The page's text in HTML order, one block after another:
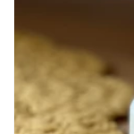
I
n
h
a